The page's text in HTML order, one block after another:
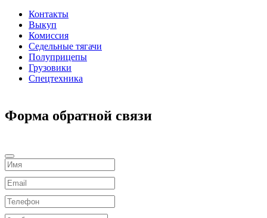
Контакты
Выкуп
Комиссия
Седельные тягачи
Полуприцепы
Грузовики
Спецтехника
Форма обратной связи